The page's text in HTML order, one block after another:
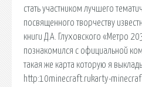
стать участником лучшего
посвященного творчеству
книги Д.А. Глуховского «Метро
познакомился с официальной
такая же карта которую я
http:10minecraft.rukarty-